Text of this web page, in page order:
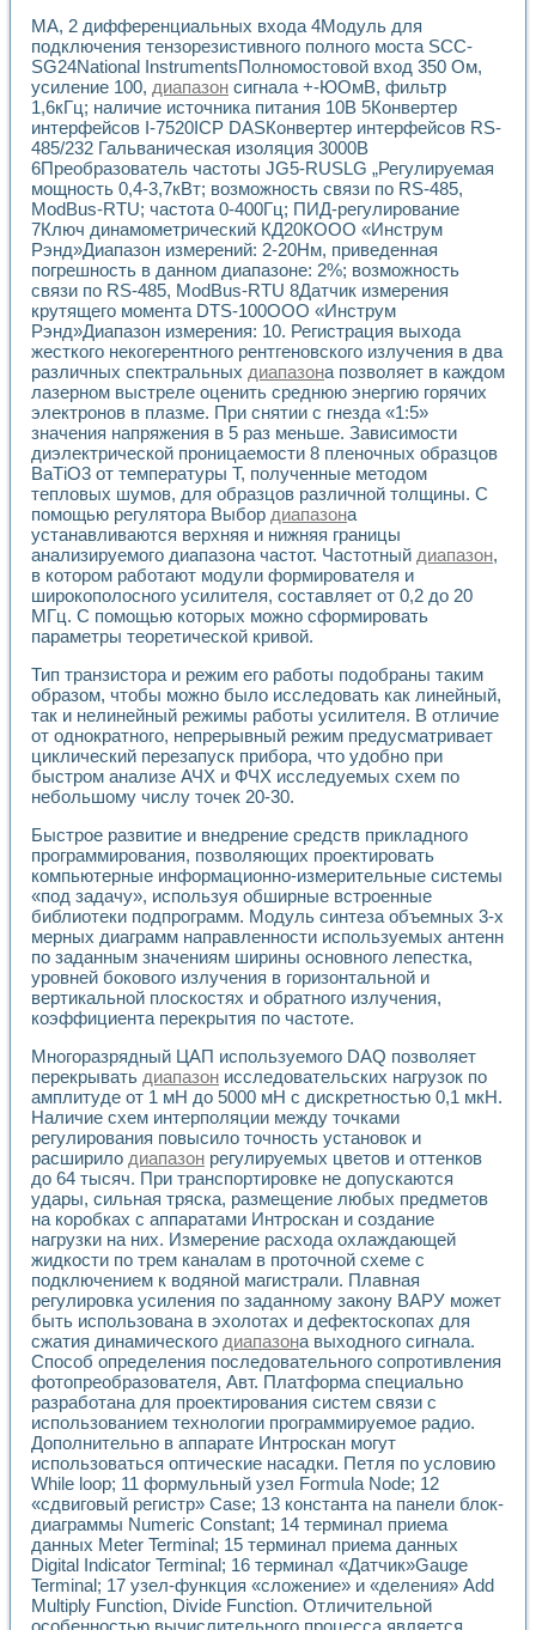
Разработка виртуальных тренажеров путем
Система блокировок, сигнализации и защиты ускорителя
Система сбора данных и управления процессом
Управление температурой газовой среды специальной
Разработка программного обеспечения с
Использование технологий NATIONAL INSTRUMENTS
Оборудование для промышленной термотрансферной
Автоматизация реометрических исследований на базе
Применение измерителя иммитанса для исследова¬ния
Исследование электромагнитных переходных процессов
Стенд для исследования электрических переходных
Автоматизация контроля сварных швов на базе
Измерительный контроль с применением
Моделирование надежности и эффективности систем
Лабораторные практикумы и учебные стенды
Автоматизация лабораторного стенда по измерению
Автоматизированные лабораторные комплексы для
Виртуальный прибор для исследования нелинейных
Использование виртуальных приборов в процесе
Использование программ ELECTRONICS WORKBENCH-
Лабораторный практикум по дисциплине «Цифровые
Лабораторный практикум по ИНС на основе LabVIEW
Лабораторный практикум по основам теории коммутации
Опыт использования NI LabVIEW для создания
Применение LabVIEW для исследования течения в
Создание виртуальной работы «Изучение магнитных
Обратный маятник
Устройство для изучения основ интерфейсов обмена по
Стенд для исследования электрических переходных
Система статистической обработки результатов
Автоматизация лазерно-плазменных измерений с
Модельно-измерительный комплекс. Назначение. Состав.
Использование технологий NATIONAL INSTRUMENTS
Учебный практикум "Спектральный и корреляционный
Оборудование и программное обеспечение учебных
Виртуальный лабораторный практикум для изучения
Управление роботом ТУР-10 средствами LabVIEW
Аппаратно-программный комплекс для исследования
Автоматизированный дистанционный лабораторный
Исследование возможности реставрации одномерных
Использование технологий NATIONAL INSTRUMENTS в
Разработка модификаций алгоритма полигармонической
Учебный стенд для исследования принципа действия
Виртуальная система поддержки принимаемых решений в
Преемственность дисциплин «Моделирование систем» и
Универсальный стенд для исследования электрических
Лабораторные практикумы по информационно-
Виртуальный измеритель частотных характеристик на
Лабораторный практикум по основам теории Коммутации
Разработка виртуальной лабораторной работы
Виртуальные практикумы по электротехнике в среде
Из опыта внедрения в рамках национального проекта
Исследование эффективности решателей
Опыт разработки LabVIEW лабораторных практикумов
Проблемы повышения качества образования и
Развитие LabVIEW лабораторного практикума по
Разработка виртуальной лаборатории по электротехнике
Усовершенствованные алгоритмы частотного анализа
Об опыте работы учебного центра «Технологии
Технологии NI в магистерской программе «Прикладная
Система диагностики двигателей постоянного тока
Автоматизированный стенд формирования
Лабораторный практикум по курсу ИИС на базе
Партнеры
Академические и отраслевые институты
Учебные заведения
Бизнес
Контакты
МА, 2 дифференциальных входа 4Модуль для
подключения тензорезистивного полного моста SCC-
SG24National InstrumentsПолномостовой вход 350 Ом,
усиление 100, диапазон сигнала +-ЮОмВ, фильтр
1,6кГц; наличие источника питания 10В 5Конвертер
интерфейсов I-7520ICP DASКонвертер интерфейсов RS-
485/232 Гальваническая изоляция 3000В
6Преобразователь частоты JG5-RUSLG „Регулируемая
мощность 0,4-3,7кВт; возможность связи по RS-485,
ModBus-RTU; частота 0-400Гц; ПИД-регулирование
7Ключ динамометрический КД20КOOO «Инструм
Рэнд»Диапазон измерений: 2-20Нм, приведенная
погрешность в данном диапазоне: 2%; возможность
связи по RS-485, ModBus-RTU 8Датчик измерения
крутящего момента DTS-100OOO «Инструм
Рэнд»Диапазон измерения: 10. Регистрация выхода
жесткого некогерентного рентгеновского излучения в два
различных спектральных диапазона позволяет в каждом
лазерном выстреле оценить среднюю энергию горячих
электронов в плазме. При снятии с гнезда «1:5»
значения напряжения в 5 раз меньше. Зависимости
диэлектрической проницаемости 8 пленочных образцов
ВаТiO3 от температуры Т, полученные методом
тепловых шумов, для образцов различной толщины. С
помощью регулятора Выбор диапазона
устанавливаются верхняя и нижняя границы
анализируемого диапазона частот. Частотный диапазон,
в котором работают модули формирователя и
широкополосного усилителя, составляет от 0,2 до 20
МГц. С помощью которых можно сформировать
параметры теоретической кривой.
Тип транзистора и режим его работы подобраны таким
образом, чтобы можно было исследовать как линейный,
так и нелинейный режимы работы усилителя. В отличие
от однократного, непрерывный режим предусматривает
циклический перезапуск прибора, что удобно при
быстром анализе АЧХ и ФЧХ исследуемых схем по
небольшому числу точек 20-30.
Быстрое развитие и внедрение средств прикладного
программирования, позволяющих проектировать
компьютерные информационно-измерительные системы
«под задачу», используя обширные встроенные
библиотеки подпрограмм. Модуль синтеза объемных 3-х
мерных диаграмм направленности используемых антенн
по заданным значениям ширины основного лепестка,
уровней бокового излучения в горизонтальной и
вертикальной плоскостях и обратного излучения,
коэффициента перекрытия по частоте.
Многоразрядный ЦАП используемого DAQ позволяет
перекрывать диапазон исследовательских нагрузок по
амплитуде от 1 мН до 5000 мН с дискретностью 0,1 мкН.
Наличие схем интерполяции между точками
регулирования повысило точность установок и
расширило диапазон регулируемых цветов и оттенков
до 64 тысяч. При транспортировке не допускаются
удары, сильная тряска, размещение любых предметов
на коробках с аппаратами Интроскан и создание
нагрузки на них. Измерение расхода охлаждающей
жидкости по трем каналам в проточной схеме с
подключением к водяной магистрали. Плавная
регулировка усиления по заданному закону ВАРУ может
быть использована в эхолотах и дефектоскопах для
сжатия динамического диапазона выходного сигнала.
Способ определения последовательного сопротивления
фотопреобразователя, Авт. Платформа специально
разработана для проектирования систем связи с
использованием технологии программируемое радио.
Дополнительно в аппарате Интроскан могут
использоваться оптические насадки. Петля по условию
While loop; 11 формульный узел Formula Node; 12
«сдвиговый регистр» Case; 13 константа на панели блок-
диаграммы Numeric Constant; 14 терминал приема
данных Meter Terminal; 15 терминал приема данных
Digital Indicator Terminal; 16 терминал «Датчик»Gauge
Terminal; 17 узел-функция «сложение» и «деления» Add
Multiply Function, Divide Function. Отличительной